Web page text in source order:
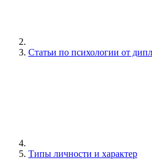
Статьи по психологии от
Типы личности и характер